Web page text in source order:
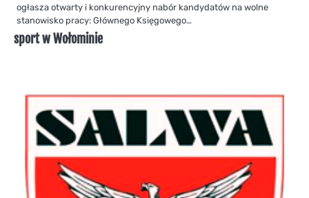
ogłasza otwarty i konkurencyjny nabór kandydatów na wolne
stanowisko pracy: Głównego Księgowego…
sport w Wołominie